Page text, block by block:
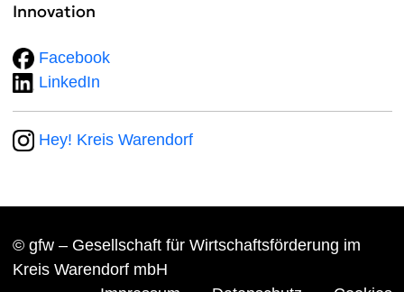
Innovation
Facebook
LinkedIn
Hey! Kreis Warendorf
© gfw – Gesellschaft für Wirtschaftsförderung im
Kreis Warendorf mbH